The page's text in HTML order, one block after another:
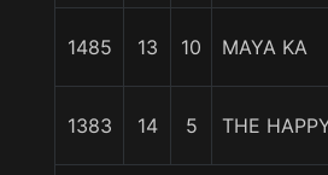
1485 13 10 MAYA KA
1383 14 5 THE